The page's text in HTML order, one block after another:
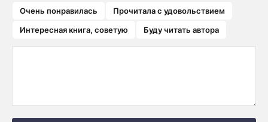
Очень понравилась
Прочитала с удовольствием
Интересная книга, советую
Буду читать автора